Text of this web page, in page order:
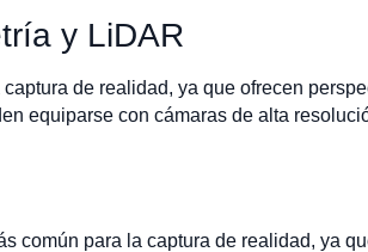
y LiDAR
de realidad, ya que ofrecen
equiparse con cámaras de alta
común para la captura de realidad, ya